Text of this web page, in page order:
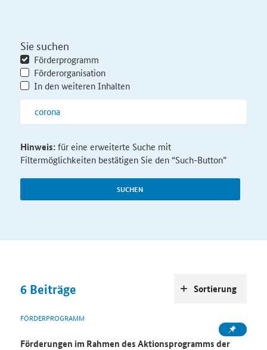
Sie suchen
Förderprogramm
Förderorganisation
In den weiteren Inhalten
SUCHEN
Hinweis:für eine erweiterte Suche mit
Filtermöglichkeiten bestätigen Sie den “Such-Button”
6 Beiträge
FÖRDERPROGRAMM
Förderungen im Rahmen des Aktionsprogramms der
Sortierung